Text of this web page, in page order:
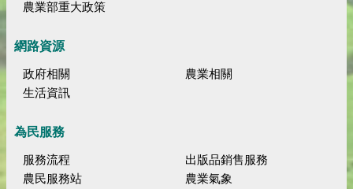
農業部重大政策
網路資源
政府相關
農業相關
生活資訊
為民服務
服務流程
出版品銷售服務
農民服務站
農業氣象